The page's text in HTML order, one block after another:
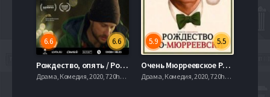
6.6
6.6
Рождество, опять / Рождество, снова (2014)
Драма, Комедия, 2020, 720hd, mobilen
5.5
5.9
Очень Мюрреевское Рождество (2015)
Драма, Комедия, 2020, 720hd, mobilen